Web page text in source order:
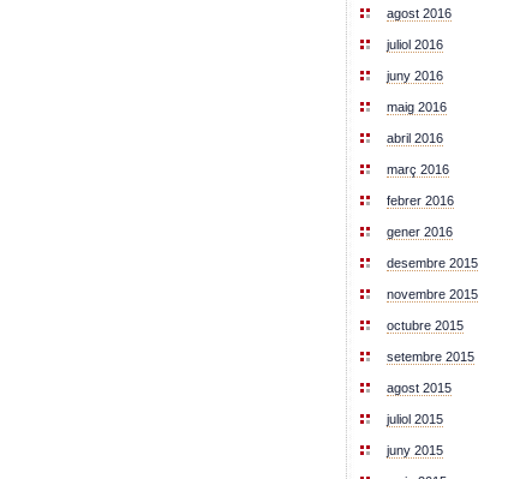
agost 2016
juliol 2016
juny 2016
maig 2016
abril 2016
març 2016
febrer 2016
gener 2016
desembre 2015
novembre 2015
octubre 2015
setembre 2015
agost 2015
juliol 2015
juny 2015